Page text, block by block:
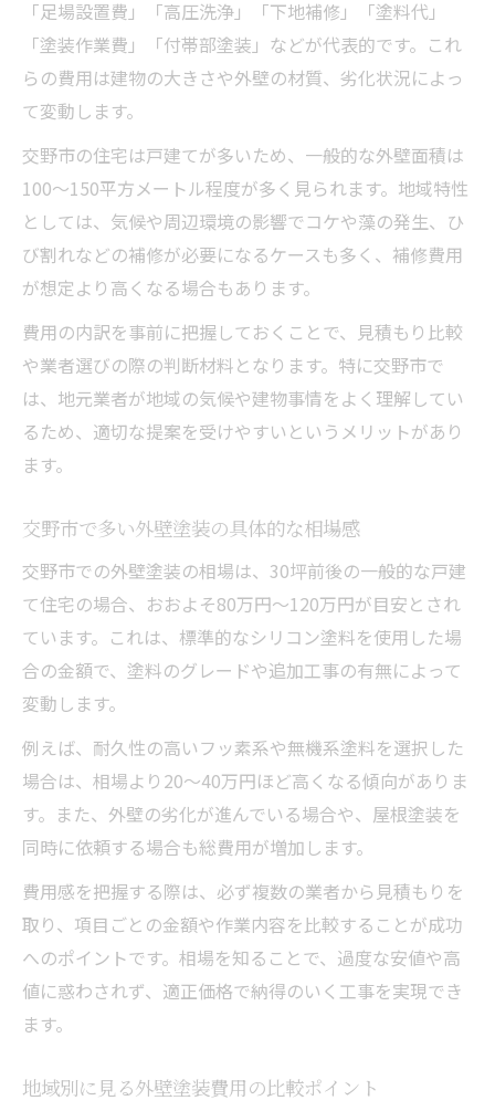
「足場設置費」「高圧洗浄」「下地補修」「塗料代」
「塗装作業費」「付帯部塗装」などが代表的です。これ
らの費用は建物の大きさや外壁の材質、劣化状況によっ
て変動します。
交野市の住宅は戸建てが多いため、一般的な外壁面積は
100〜150平方メートル程度が多く見られます。地域特性
としては、気候や周辺環境の影響でコケや藻の発生、ひ
び割れなどの補修が必要になるケースも多く、補修費用
が想定より高くなる場合もあります。
費用の内訳を事前に把握しておくことで、見積もり比較
や業者選びの際の判断材料となります。特に交野市で
は、地元業者が地域の気候や建物事情をよく理解してい
るため、適切な提案を受けやすいというメリットがあり
ます。
交野市で多い外壁塗装の具体的な相場感
交野市での外壁塗装の相場は、30坪前後の一般的な戸建
て住宅の場合、おおよそ80万円〜120万円が目安とされ
ています。これは、標準的なシリコン塗料を使用した場
合の金額で、塗料のグレードや追加工事の有無によって
変動します。
例えば、耐久性の高いフッ素系や無機系塗料を選択した
場合は、相場より20〜40万円ほど高くなる傾向がありま
す。また、外壁の劣化が進んでいる場合や、屋根塗装を
同時に依頼する場合も総費用が増加します。
費用感を把握する際は、必ず複数の業者から見積もりを
取り、項目ごとの金額や作業内容を比較することが成功
へのポイントです。相場を知ることで、過度な安値や高
値に惑わされず、適正価格で納得のいく工事を実現でき
ます。
地域別に見る外壁塗装費用の比較ポイント